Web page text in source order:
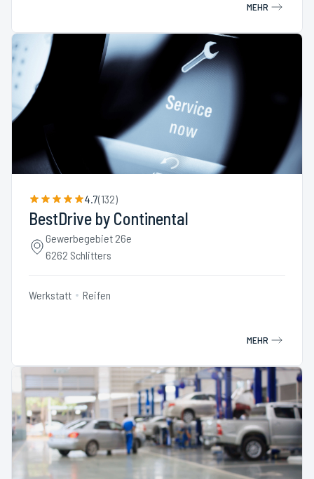
MEHR
4.7(132)
BestDrive by Continental
Gewerbegebiet 26e
6262 Schlitters
Werkstatt Reifen
MEHR